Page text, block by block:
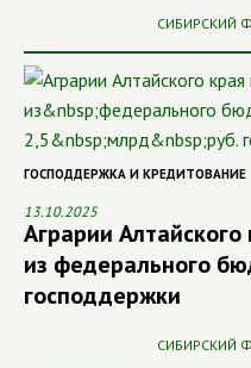
СИБИРСКИЙ
ГОСПОДДЕРЖКА И КРЕДИТОВАНИЕ
13.10.2025
Аграрии
из федерального
господдержки
СИБИРСКИЙ